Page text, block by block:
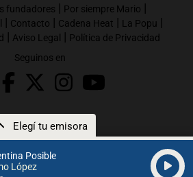
Posible
López
Elegí tu emisora
fundadores | Por siempre Mario |
| Contacto | Cadena Heat | La Popu |
| Aviso Legal | Política de Privacidad
Seguinos en